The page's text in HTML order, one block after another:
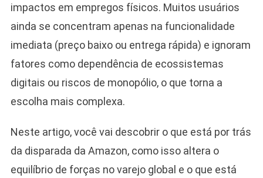
impactos em empregos físicos. Muitos usuários
ainda se concentram apenas na funcionalidade
imediata (preço baixo ou entrega rápida) e ignoram
fatores como dependência de ecossistemas
digitais ou riscos de monopólio, o que torna a
escolha mais complexa.
Neste artigo, você vai descobrir o que está por trás
da disparada da Amazon, como isso altera o
equilíbrio de forças no varejo global e o que está